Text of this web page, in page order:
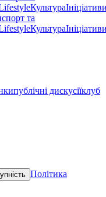
Культура
та
Культура
публічні дискусіїклуб
Політика